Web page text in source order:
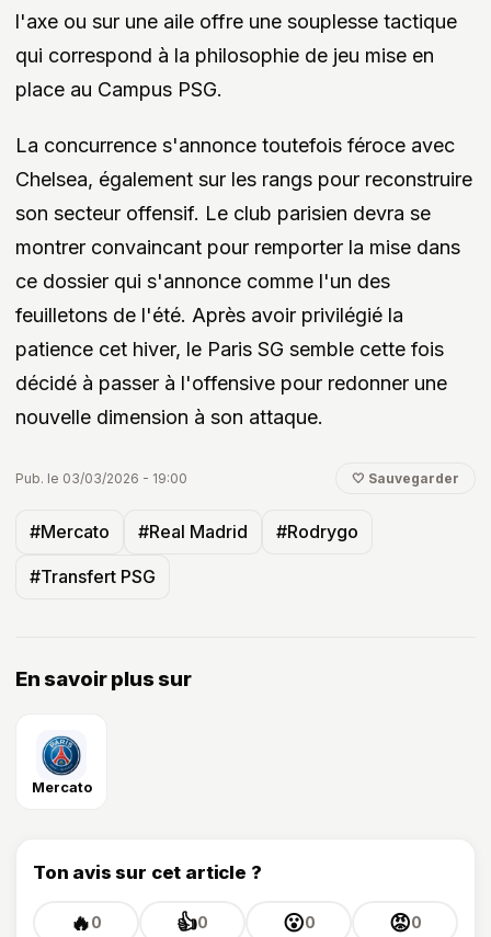
l'axe ou sur une aile offre une souplesse tactique
qui correspond à la philosophie de jeu mise en
place au Campus PSG.
La concurrence s'annonce toutefois féroce avec
Chelsea, également sur les rangs pour reconstruire
son secteur offensif. Le club parisien devra se
montrer convaincant pour remporter la mise dans
ce dossier qui s'annonce comme l'un des
feuilletons de l'été. Après avoir privilégié la
patience cet hiver, le Paris SG semble cette fois
décidé à passer à l'offensive pour redonner une
nouvelle dimension à son attaque.
Pub. le 03/03/2026 - 19:00 🤍 Sauvegarder
#Mercato #Real Madrid #Rodrygo
#Transfert PSG
En savoir plus sur
Mercato
Ton avis sur cet article ?
🔥0 👍0 😮0 😡0